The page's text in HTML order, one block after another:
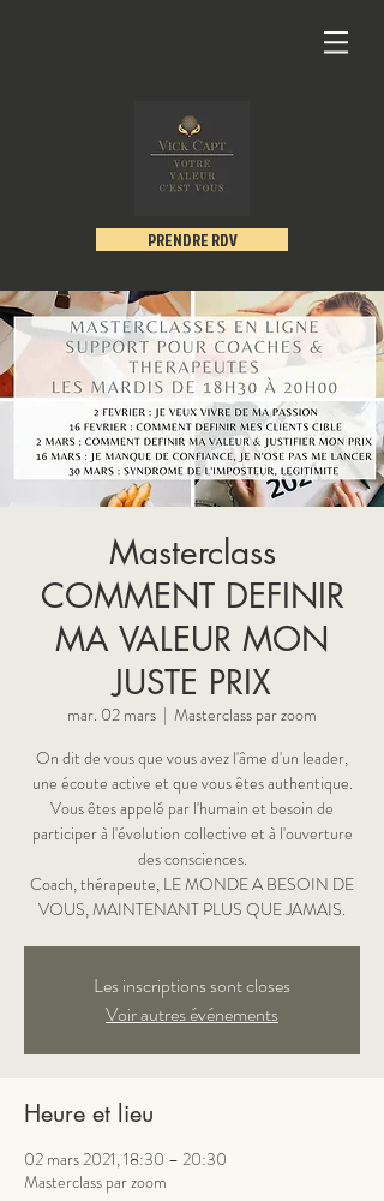
PRENDRE RDV
Masterclass
COMMENT DEFINIR
MA VALEUR MON
JUSTE PRIX
mar. 02 mars
  |
Masterclass par zoom
On dit de vous que vous avez l'âme d'un leader,
une écoute active et que vous êtes authentique.
Vous êtes appelé par l'humain et besoin de
participer à l'évolution collective et à l'ouverture
des consciences.
Coach, thérapeute, LE MONDE A BESOIN DE
Les inscriptions sont closes
Voir autres événements
Heure et lieu
02 mars 2021, 18:30 – 20:30
Masterclass par zoom